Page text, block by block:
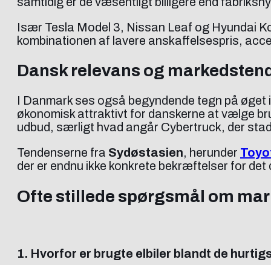
Især Tesla Model 3, Nissan Leaf og Hyundai
kombinationen af lavere anskaffelsespris,
Dansk relevans og
I Danmark ses også begyndende tegn på
økonomisk attraktivt for danskerne at vælge
udbud, særligt hvad angår Cybertruck, der
Tendenserne fra Sydøstasien, herunder
der er endnu ikke konkrete bekræftelser for det
Ofte stillede spørgsmål om
1. Hvorfor er brugte elbiler blandt de